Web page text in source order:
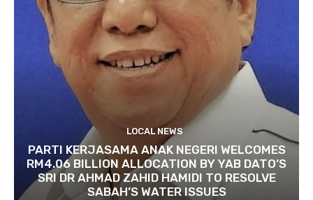
LOCAL NEWS
PARTI KERJASAMA ANAK NEGERI WELCOMES
RM4.06 BILLION ALLOCATION BY YAB DATO’S
SRI DR AHMAD ZAHID HAMIDI TO RESOLVE
SABAH’S WATER ISSUES